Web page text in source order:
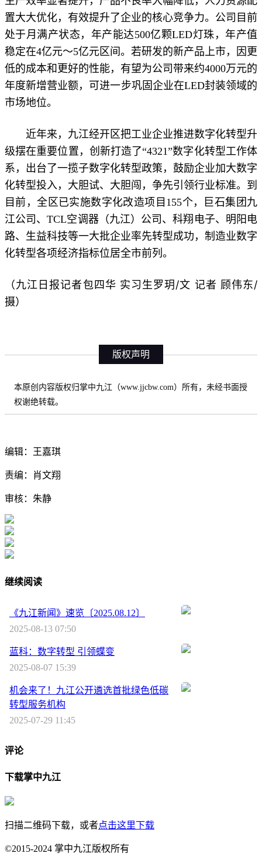
置大大优化，有效提升了企业的核心竞争力。公司目前
处于月满产状态，年产能达500亿颗LED灯珠，年产值
稳定在4亿元～5亿元区间。若研发的新产品上市，因更
低的成本和更好的性能，有望为公司带来约4000万元的
年度新增营业额，可进一步巩固企业在LED封装领域的
市场地位。
近年来，九江经开区把工业企业推进数字化转型升
级摆在重要位置，创新打造了“4321”数字化转型工作体
系，出台了一揽子数字化转型政策，鼓励企业加大数字
化转型投入，大胆试、大胆闯，争先引领行业标准。到
目前，全区已实施数字化改造项目155个，巨石集团九
江公司、TCL空调器（九江）公司、科翔电子、明阳电
路、生益科技等一大批企业率先转型成功，制造业数字
化转型各项经济指标位居全市前列。
（九江日报记者包四华 实习生罗玥/文 记者 顾伟东/
摄）
版权声明
本原创内容版权归掌中九江（www.jjcbw.com）所有，未经书面授
权谢绝转载。
编辑：王嘉琪
责编：肖文翔
审核：朱静
继续阅读
《九江新闻》速览〔2025.08.12〕
2025-08-13 07:50
蓝科：数字转型 引领蝶变
2025-08-07 15:39
机会来了！九江公开遴选首批绿色低碳
转型服务机构
2025-07-29 11:45
评论
下载掌中九江
扫描二维码下载，或者点击这里下载
©2015-2024 掌中九江版权所有